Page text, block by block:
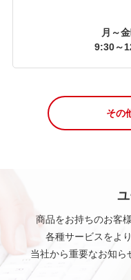
月～
9:30～
その
商品をお持ちのお客
各種サービスをよ
当社から重要なお知ら